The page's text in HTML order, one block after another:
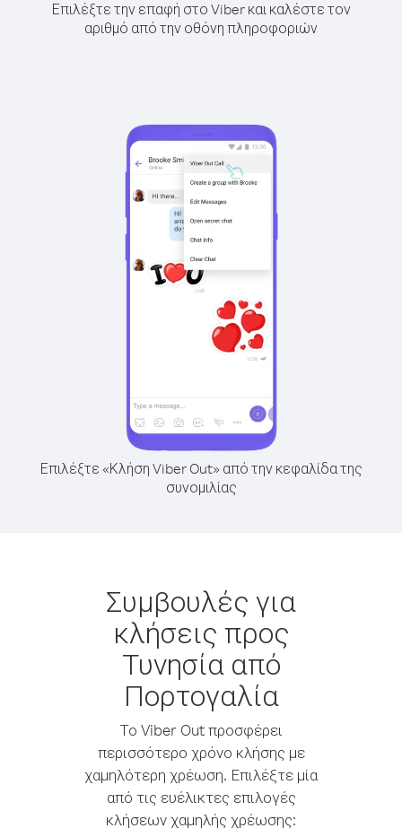
Επιλέξτε την επαφή στο Viber και καλέστε τον
αριθμό από την οθόνη πληροφοριών
Επιλέξτε «Κλήση Viber Out» από την κεφαλίδα της
συνομιλίας
Συμβουλές για
κλήσεις προς
Τυνησία από
Πορτογαλία
Το Viber Out προσφέρει
περισσότερο χρόνο κλήσης με
χαμηλότερη χρέωση. Επιλέξτε μία
από τις ευέλικτες επιλογές
κλήσεων χαμηλής χρέωσης: